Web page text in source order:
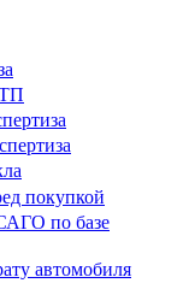
покупкой
по базе
автомобиля